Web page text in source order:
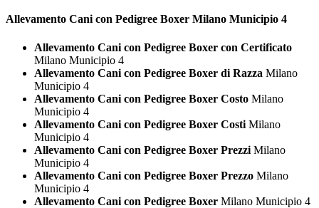
Allevamento Cani con Pedigree Boxer Milano Municipio 4
Allevamento Cani con Pedigree Boxer con Certificato
Milano Municipio 4
Allevamento Cani con Pedigree Boxer di Razza Milano
Municipio 4
Allevamento Cani con Pedigree Boxer Costo Milano
Municipio 4
Allevamento Cani con Pedigree Boxer Costi Milano
Municipio 4
Allevamento Cani con Pedigree Boxer Prezzi Milano
Municipio 4
Allevamento Cani con Pedigree Boxer Prezzo Milano
Municipio 4
Allevamento Cani con Pedigree Boxer Milano Municipio 4